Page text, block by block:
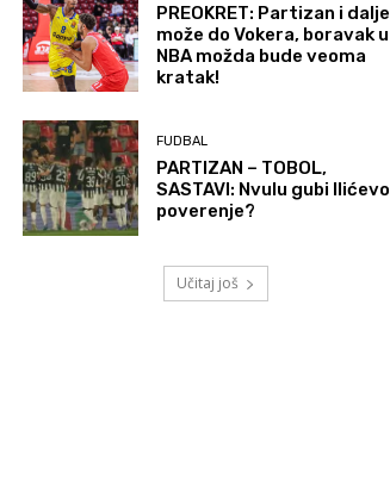
PREOKRET: Partizan i dalje
može do Vokera, boravak u
NBA možda bude veoma
kratak!
FUDBAL
PARTIZAN – TOBOL,
SASTAVI: Nvulu gubi Ilićevo
poverenje?
Učitaj još